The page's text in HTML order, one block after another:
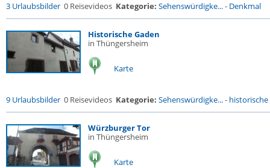
3 Urlaubsbilder 0 Reisevideos Kategorie: Sehenswürdigke...- Denkmal
Historische Gaden
in Thüngersheim
Karte
9 Urlaubsbilder 0 Reisevideos Kategorie: Sehenswürdigke...- historische
Würzburger Tor
in Thüngersheim
Karte